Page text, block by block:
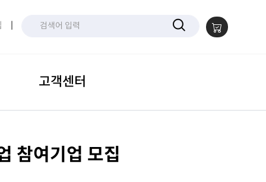
|
고객센터
참여기업 모집